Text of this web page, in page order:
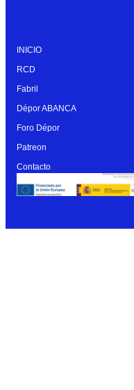
INICIO
RCD
Fabril
Dépor ABANCA
Foro Dépor
Patreon
Contacto